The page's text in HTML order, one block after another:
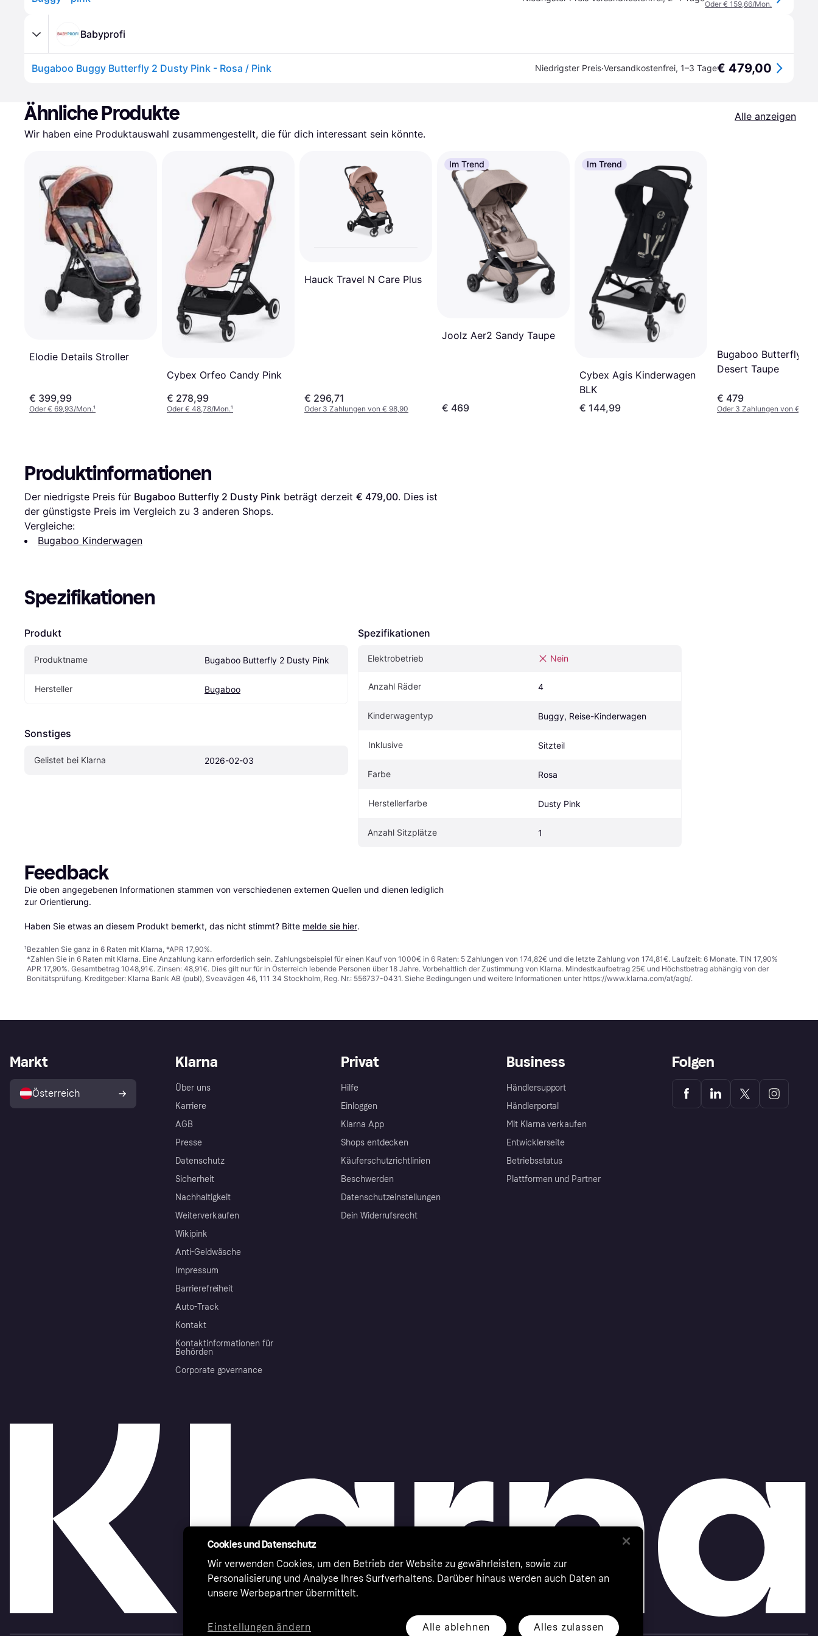
Oder € 159,66/Mon.
Babyprofi
Bugaboo Buggy Butterfly 2 Dusty Pink - Rosa / Pink Niedrigster Preis·Versandkostenfrei, 1–3 Tage€ 479,00
Ähnliche Produkte
Alle anzeigen
Wir haben eine Produktauswahl zusammengestellt, die für dich interessant sein könnte.
Elodie Details Stroller
€ 399,99
Oder € 69,93/Mon.¹
Cybex Orfeo Candy Pink
€ 278,99
Oder € 48,78/Mon.¹
Hauck Travel N Care Plus
€ 296,71
Oder 3 Zahlungen von € 98,90
Im Trend
Joolz Aer2 Sandy Taupe
€ 469
Im Trend
Cybex Agis Kinderwagen
BLK
€ 144,99
Bugaboo Butterfly 2
Desert Taupe
€ 479
Oder 3 Zahlungen von €
Produktinformationen
Der niedrigste Preis für Bugaboo Butterfly 2 Dusty Pink beträgt derzeit € 479,00. Dies ist
der günstigste Preis im Vergleich zu 3 anderen Shops.
Vergleiche:
Bugaboo Kinderwagen
Spezifikationen
Produkt
Produktname Bugaboo Butterfly 2 Dusty Pink
Hersteller Bugaboo
Sonstiges
Gelistet bei Klarna 2026-02-03
Spezifikationen
Elektrobetrieb Nein
Anzahl Räder 4
Kinderwagentyp Buggy, Reise-Kinderwagen
Inklusive Sitzteil
Farbe Rosa
Herstellerfarbe Dusty Pink
Anzahl Sitzplätze 1
Feedback
Die oben angegebenen Informationen stammen von verschiedenen externen Quellen und dienen lediglich
zur Orientierung.
Haben Sie etwas an diesem Produkt bemerkt, das nicht stimmt? Bitte melde sie hier.
¹Bezahlen Sie ganz in 6 Raten mit Klarna, *APR 17,90%.
*Zahlen Sie in 6 Raten mit Klarna. Eine Anzahlung kann erforderlich sein. Zahlungsbeispiel für einen Kauf von 1000€ in 6 Raten: 5 Zahlungen von 174,82€ und die letzte Zahlung von 174,81€. Laufzeit: 6 Monate. TIN 17,90%
APR 17,90%. Gesamtbetrag 1048,91€. Zinsen: 48,91€. Dies gilt nur für in Österreich lebende Personen über 18 Jahre. Vorbehaltlich der Zustimmung von Klarna. Mindestkaufbetrag 25€ und Höchstbetrag abhängig von der
Bonitätsprüfung. Kreditgeber: Klarna Bank AB (publ), Sveavägen 46, 111 34 Stockholm, Reg. Nr.: 556737-0431. Siehe Bedingungen und weitere Informationen unter https://www.klarna.com/at/agb/.
Klarna
Über uns
Karriere
AGB
Presse
Datenschutz
Sicherheit
Nachhaltigkeit
Weiterverkaufen
Wikipink
Anti-Geldwäsche
Impressum
Barrierefreiheit
Auto-Track
Kontakt
Kontaktinformationen für
Behörden
Corporate governance
Privat
Hilfe
Einloggen
Klarna App
Shops entdecken
Käuferschutzrichtlinien
Beschwerden
Datenschutzeinstellungen
Dein Widerrufsrecht
Business
Händlersupport
Händlerportal
Mit Klarna verkaufen
Entwicklerseite
Betriebsstatus
Plattformen und Partner
Markt
Österreich
Folgen
Cookies und Datenschutz
Wir verwenden Cookies, um den Betrieb der Website zu gewährleisten, sowie zur
Personalisierung und Analyse Ihres Surfverhaltens. Darüber hinaus werden auch Daten an
unsere Werbepartner übermittelt.
Alle ablehnen Alles zulassen
Einstellungen ändern